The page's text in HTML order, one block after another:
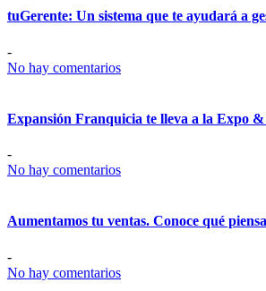
tuGerente: Un sistema que te ayudará a
-
No hay comentarios
Expansión Franquicia te lleva a la Expo
-
No hay comentarios
Aumentamos tu ventas. Conoce qué
-
No hay comentarios